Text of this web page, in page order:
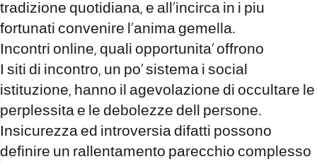
tradizione quotidiana, e all’incirca in i piu
fortunati convenire l’anima gemella.
Incontri online, quali opportunita’ offrono
I siti di incontro, un po’ sistema i social
istituzione, hanno il agevolazione di occultare le
perplessita e le debolezze dell persone.
Insicurezza ed introversia difatti possono
definire un rallentamento parecchio complesso